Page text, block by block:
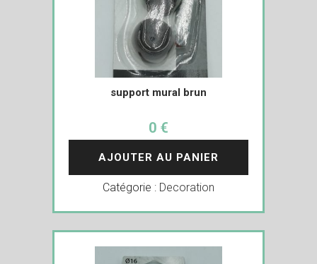
support mural brun
0 €
AJOUTER AU PANIER
Catégorie : Decoration